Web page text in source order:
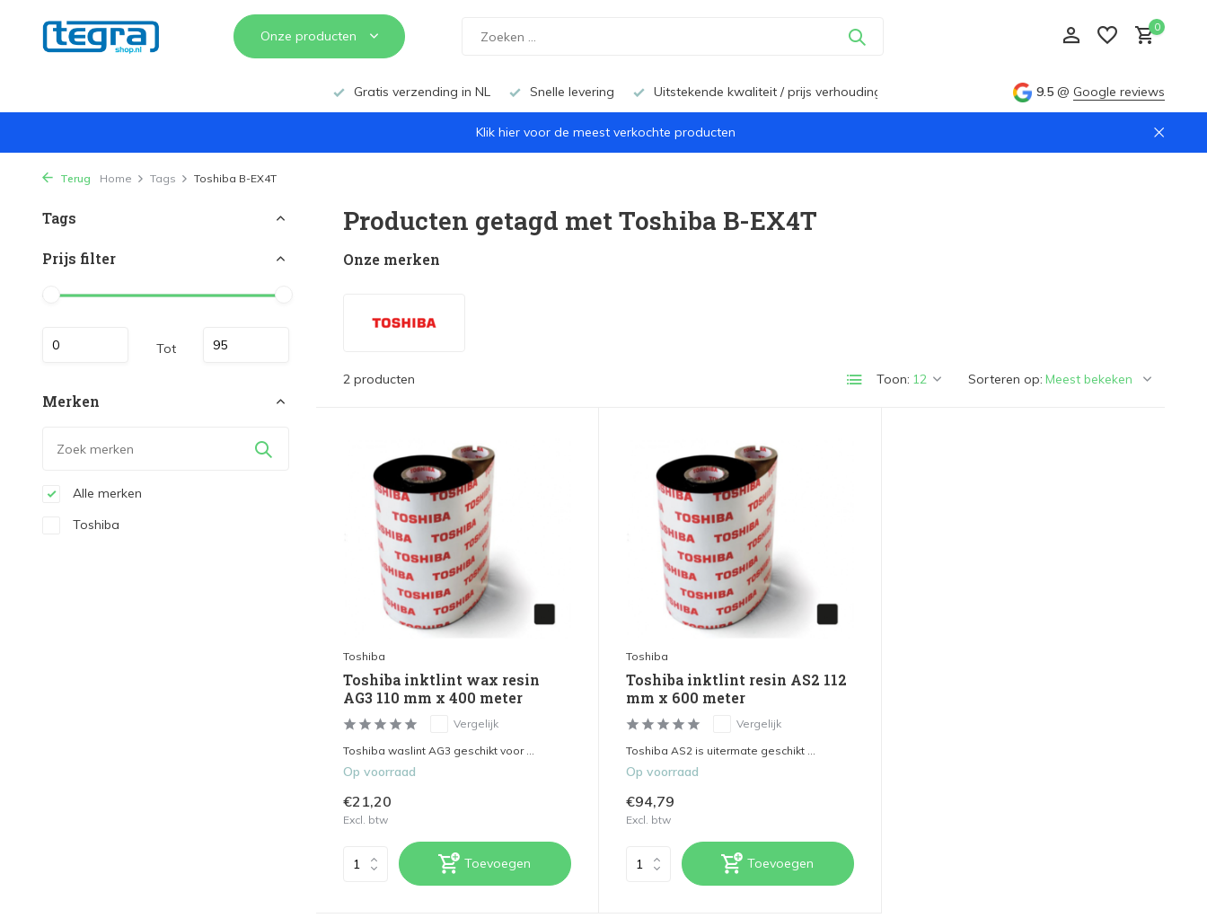
Onze producten
0
Gratis verzending in NL Snelle levering Uitstekende kwaliteit / prijs verhouding 9.5 @ Google reviews
Klik hier voor de meest verkochte producten
Terug Home Tags Toshiba B-EX4T
Tags
Prijs filter
Tot
Merken
Alle merken
Toshiba
Producten getagd met Toshiba B-EX4T
Onze merken
2 producten Toon: Sorteren op:
Toshiba
Toshiba inktlint wax resin
AG3 110 mm x 400 meter
Vergelijk
Toshiba waslint AG3 geschikt voor ...
Op voorraad
€21,20
Excl. btw
Toevoegen
Toshiba
Toshiba inktlint resin AS2 112
mm x 600 meter
Vergelijk
Toshiba AS2 is uitermate geschikt ...
Op voorraad
€94,79
Excl. btw
Toevoegen